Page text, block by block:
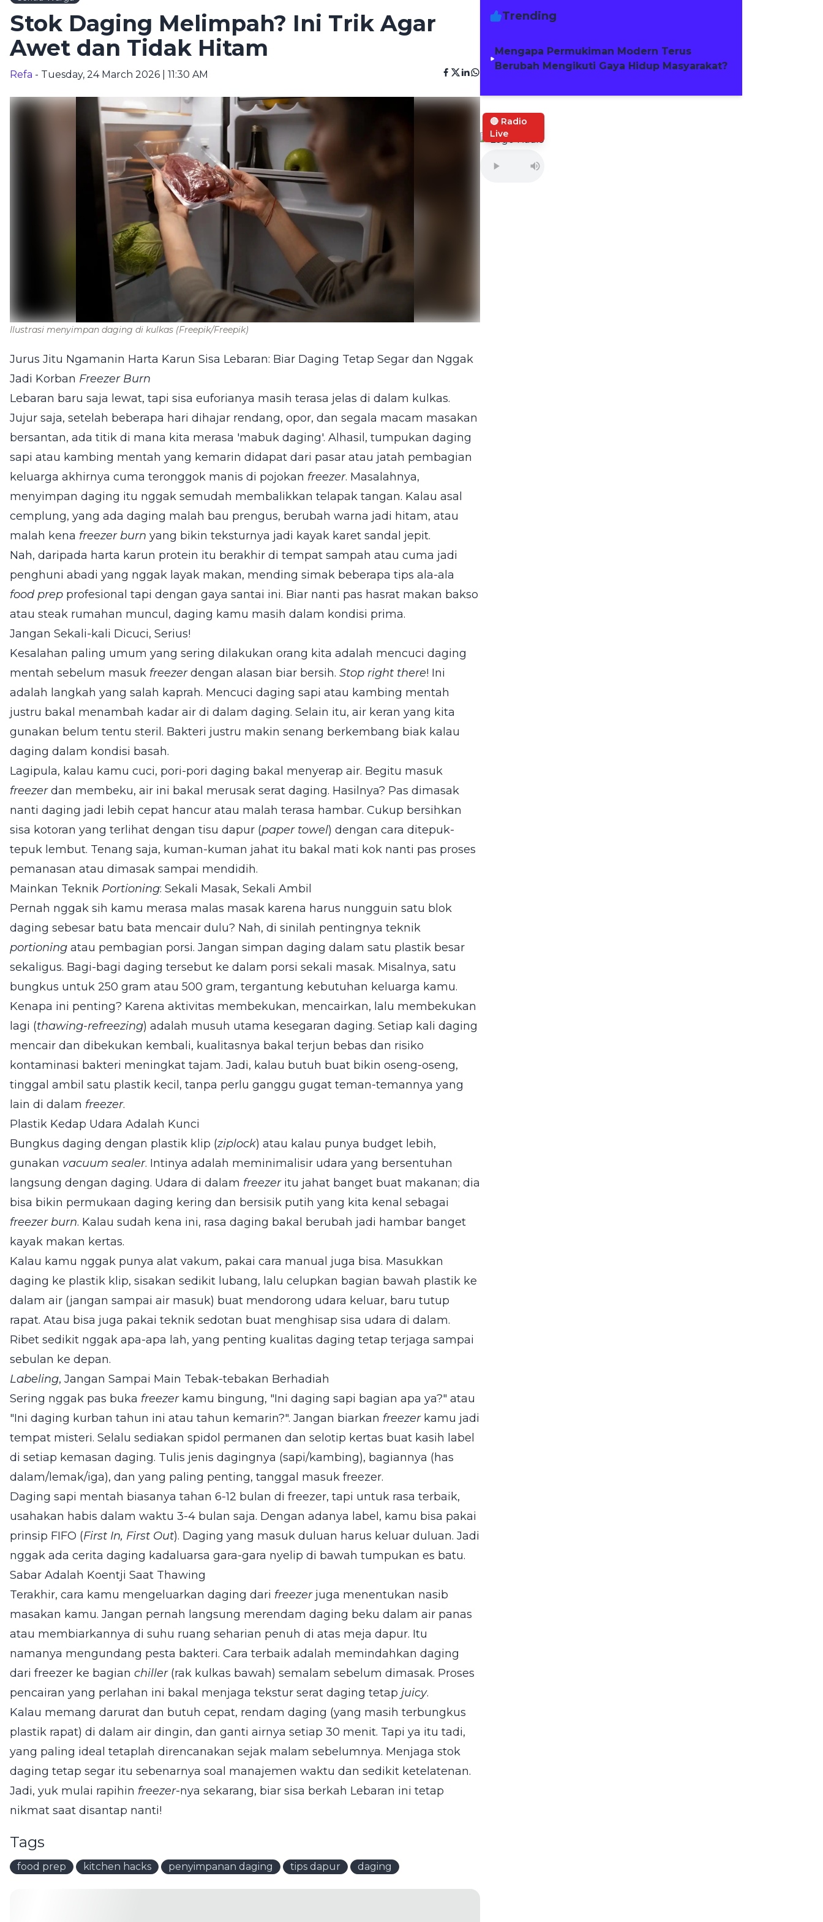
Stok Daging Melimpah? Ini Trik Agar
Awet dan Tidak Hitam
Refa - Tuesday, 24 March 2026 | 11:30 AM
Ilustrasi menyimpan daging di kulkas (Freepik/Freepik)
Jurus Jitu Ngamanin Harta Karun Sisa Lebaran: Biar Daging Tetap Segar dan Nggak
Jadi Korban Freezer Burn
Lebaran baru saja lewat, tapi sisa euforianya masih terasa jelas di dalam kulkas.
Jujur saja, setelah beberapa hari dihajar rendang, opor, dan segala macam masakan
bersantan, ada titik di mana kita merasa 'mabuk daging'. Alhasil, tumpukan daging
sapi atau kambing mentah yang kemarin didapat dari pasar atau jatah pembagian
keluarga akhirnya cuma teronggok manis di pojokan freezer. Masalahnya,
menyimpan daging itu nggak semudah membalikkan telapak tangan. Kalau asal
cemplung, yang ada daging malah bau prengus, berubah warna jadi hitam, atau
malah kena freezer burn yang bikin teksturnya jadi kayak karet sandal jepit.
Nah, daripada harta karun protein itu berakhir di tempat sampah atau cuma jadi
penghuni abadi yang nggak layak makan, mending simak beberapa tips ala-ala
food prep profesional tapi dengan gaya santai ini. Biar nanti pas hasrat makan bakso
atau steak rumahan muncul, daging kamu masih dalam kondisi prima.
Jangan Sekali-kali Dicuci, Serius!
Kesalahan paling umum yang sering dilakukan orang kita adalah mencuci daging
mentah sebelum masuk freezerdengan alasan biar bersih. Stop right there! Ini
adalah langkah yang salah kaprah. Mencuci daging sapi atau kambing mentah
justru bakal menambah kadar air di dalam daging. Selain itu, air keran yang kita
gunakan belum tentu steril. Bakteri justru makin senang berkembang biak kalau
daging dalam kondisi basah.
Lagipula, kalau kamu cuci, pori-pori daging bakal menyerap air. Begitu masuk
freezerdan membeku, air ini bakal merusak serat daging. Hasilnya? Pas dimasak
nanti daging jadi lebih cepat hancur atau malah terasa hambar. Cukup bersihkan
sisa kotoran yang terlihat dengan tisu dapur (paper towel) dengan cara ditepuk-
tepuk lembut. Tenang saja, kuman-kuman jahat itu bakal mati kok nanti pas proses
pemanasan atau dimasak sampai mendidih.
Mainkan Teknik Portioning: Sekali Masak, Sekali Ambil
Pernah nggak sih kamu merasa malas masak karena harus nungguin satu blok
daging sebesar batu bata mencair dulu? Nah, di sinilah pentingnya teknik
portioning atau pembagian porsi. Jangan simpan daging dalam satu plastik besar
sekaligus. Bagi-bagi daging tersebut ke dalam porsi sekali masak. Misalnya, satu
bungkus untuk 250 gram atau 500 gram, tergantung kebutuhan keluarga kamu.
Kenapa ini penting? Karena aktivitas membekukan, mencairkan, lalu membekukan
lagi (thawing-refreezing) adalah musuh utama kesegaran daging. Setiap kali daging
mencair dan dibekukan kembali, kualitasnya bakal terjun bebas dan risiko
kontaminasi bakteri meningkat tajam. Jadi, kalau butuh buat bikin oseng-oseng,
tinggal ambil satu plastik kecil, tanpa perlu ganggu gugat teman-temannya yang
lain di dalam freezer.
Plastik Kedap Udara Adalah Kunci
Bungkus daging dengan plastik klip (ziplock) atau kalau punya budget lebih,
gunakan vacuum sealer. Intinya adalah meminimalisir udara yang bersentuhan
langsung dengan daging. Udara di dalam freezer itu jahat banget buat makanan; dia
bisa bikin permukaan daging kering dan bersisik putih yang kita kenal sebagai
freezer burn. Kalau sudah kena ini, rasa daging bakal berubah jadi hambar banget
kayak makan kertas.
Kalau kamu nggak punya alat vakum, pakai cara manual juga bisa. Masukkan
daging ke plastik klip, sisakan sedikit lubang, lalu celupkan bagian bawah plastik ke
dalam air (jangan sampai air masuk) buat mendorong udara keluar, baru tutup
rapat. Atau bisa juga pakai teknik sedotan buat menghisap sisa udara di dalam.
Ribet sedikit nggak apa-apa lah, yang penting kualitas daging tetap terjaga sampai
sebulan ke depan.
Labeling, Jangan Sampai Main Tebak-tebakan Berhadiah
Sering nggak pas buka freezer kamu bingung, "Ini daging sapi bagian apa ya?" atau
"Ini daging kurban tahun ini atau tahun kemarin?". Jangan biarkan freezer kamu jadi
tempat misteri. Selalu sediakan spidol permanen dan selotip kertas buat kasih label
di setiap kemasan daging. Tulis jenis dagingnya (sapi/kambing), bagiannya (has
dalam/lemak/iga), dan yang paling penting, tanggal masuk freezer.
Daging sapi mentah biasanya tahan 6-12 bulan di freezer, tapi untuk rasa terbaik,
usahakan habis dalam waktu 3-4 bulan saja. Dengan adanya label, kamu bisa pakai
prinsip FIFO (First In, First Out). Daging yang masuk duluan harus keluar duluan. Jadi
nggak ada cerita daging kadaluarsa gara-gara nyelip di bawah tumpukan es batu.
Sabar Adalah Koentji Saat Thawing
Terakhir, cara kamu mengeluarkan daging dari freezer juga menentukan nasib
masakan kamu. Jangan pernah langsung merendam daging beku dalam air panas
atau membiarkannya di suhu ruang seharian penuh di atas meja dapur. Itu
namanya mengundang pesta bakteri. Cara terbaik adalah memindahkan daging
dari freezer ke bagian chiller (rak kulkas bawah) semalam sebelum dimasak. Proses
pencairan yang perlahan ini bakal menjaga tekstur serat daging tetap juicy.
Kalau memang darurat dan butuh cepat, rendam daging (yang masih terbungkus
plastik rapat) di dalam air dingin, dan ganti airnya setiap 30 menit. Tapi ya itu tadi,
yang paling ideal tetaplah direncanakan sejak malam sebelumnya. Menjaga stok
daging tetap segar itu sebenarnya soal manajemen waktu dan sedikit ketelatenan.
Jadi, yuk mulai rapihin freezer-nya sekarang, biar sisa berkah Lebaran ini tetap
nikmat saat disantap nanti!
Tags
food prep kitchen hacks penyimpanan daging tips dapur daging
Trending
Mengapa Permukiman Modern Terus
Berubah Mengikuti Gaya Hidup Masyarakat?
🔴 Radio
Live